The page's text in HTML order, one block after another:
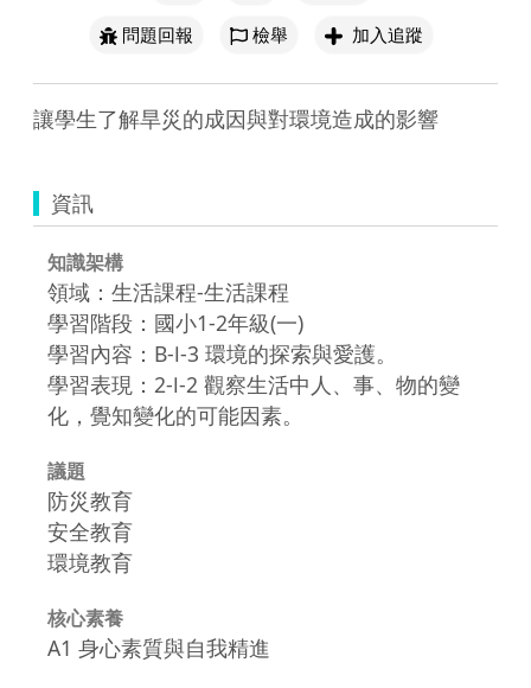
問題回報
檢舉 加入追蹤
讓學生了解旱災的成因與對環境造成的影響
資訊
知識架構
領域：生活課程-生活課程
學習階段：國小1-2年級(一)
學習內容：B-Ⅰ-3 環境的探索與愛護。
學習表現：2-Ⅰ-2 觀察生活中人、事、物的變
化，覺知變化的可能因素。
議題
防災教育
安全教育
環境教育
核心素養
A1 身心素質與自我精進